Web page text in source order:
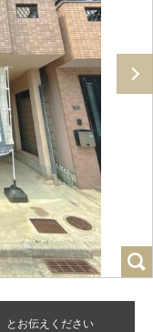
」とお伝えください